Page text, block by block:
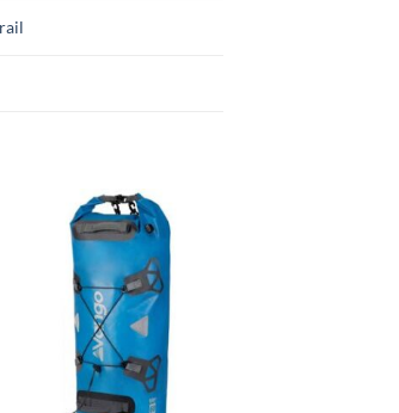
Add to
wishlist